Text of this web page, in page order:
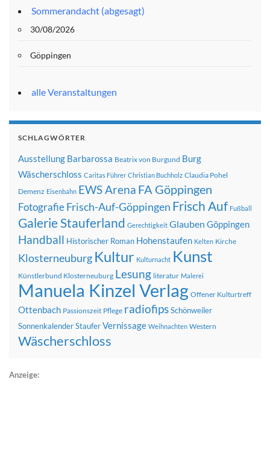
Sommerandacht (abgesagt)
30/08/2026
Göppingen
alle Veranstaltungen
SCHLAGWÖRTER
Ausstellung Barbarossa Beatrix von Burgund Burg
Wäscherschloss Caritas Führer Christian Buchholz Claudia Pohel
Demenz Eisenbahn EWS Arena FA Göppingen
FotografieFrisch-Auf-Göppingen Frisch Auf Fußball
Galerie Stauferland Gerechtigkeit Glauben Göppingen
Handball Historischer Roman Hohenstaufen Kelten Kirche
Klosterneuburg Kultur Kulturnacht Kunst
Künstlerbund Klosterneuburg Lesung literatur Malerei
Manuela Kinzel Verlag Offener Kulturtreff
Ottenbach Passionszeit Pflege radiofipsSchönweiler
SonnenkalenderStauferVernissage Weihnachten Western
Wäscherschloss
Anzeige: